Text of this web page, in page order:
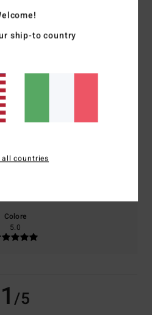
/5
consiglia questo prodotto
Colore
5.0
1/5
ship-to country
all countries